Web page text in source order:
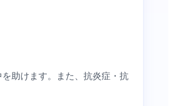
助けます。また、抗炎症・抗